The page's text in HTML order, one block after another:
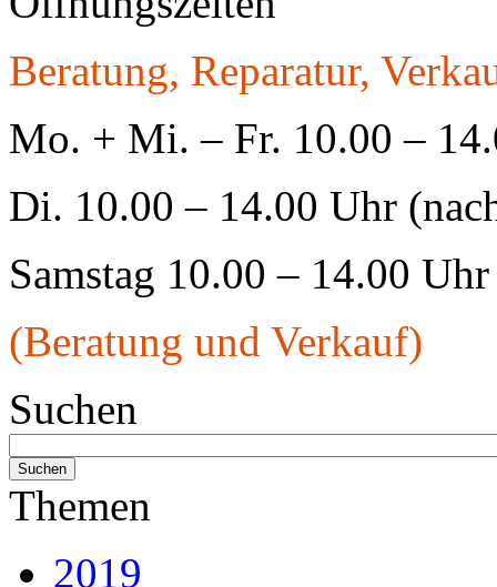
Beratung, Reparatur,
Mo. + Mi. – Fr. 10.00 –
Di. 10.00 – 14.00 Uhr
Samstag 10.00 – 14.00 Uhr
(Beratung und Verkauf)
Suchen
Themen
2019